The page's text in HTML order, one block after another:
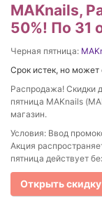
MAKnails,
50%! По 31
Черная пятница:
Срок истек, но может
Распродажа! Скидки
пятница MAKnails
магазин.
Условия: Ввод
Акция
пятница действует
Открыть скидку